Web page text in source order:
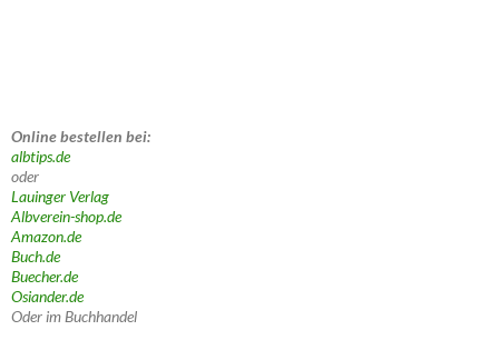
Online bestellen bei:
albtips.de
oder
Lauinger Verlag
Albverein-shop.de
Amazon.de
Buch.de
Buecher.de
Osiander.de
Oder im Buchhandel